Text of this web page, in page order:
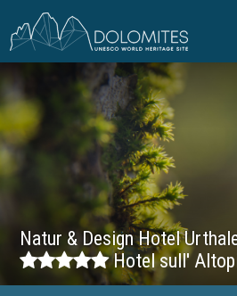
Natur & Design Hotel
Hotel sull'